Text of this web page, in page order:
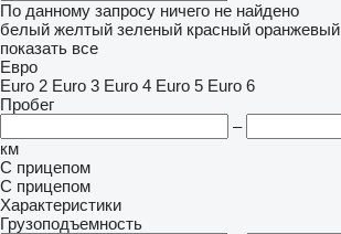
По данному запросу ничего не найдено
белый желтый зеленый красный оранжевый
показать все
Евро
Euro 2 Euro 3 Euro 4 Euro 5 Euro 6
Пробег
–
км
С прицепом
С прицепом
Характеристики
Грузоподъемность